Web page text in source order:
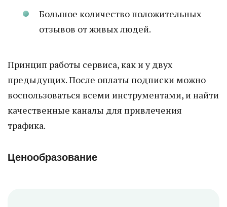
Большое количество положительных
отзывов от живых людей.
Принцип работы сервиса, как и у двух
предыдущих. После оплаты подписки можно
воспользоваться всеми инструментами, и найти
качественные каналы для привлечения
трафика.
Ценообразование